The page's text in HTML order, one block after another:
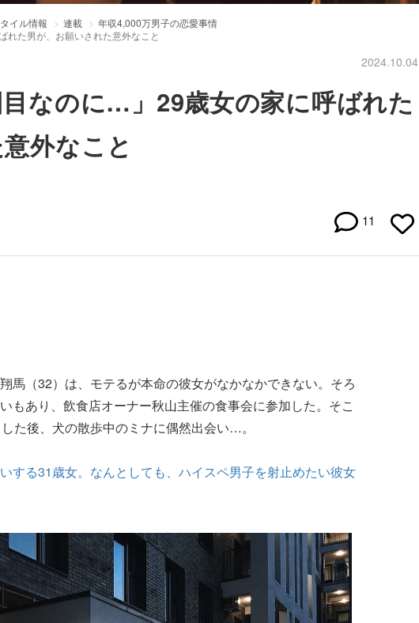
イル情報 連載
年収4,000万男子の恋愛事情
れた男が、お願いされた意外なこと
2024.10.04
目なのに…」29歳女の家に呼ばれた
外なこと
11
馬（32）は、モテるが本命の彼女がなかなかできない。そろ
もあり、飲食店オーナー秋山主催の食事会に参加した。そこ
た後、犬の散歩中のミナに偶然出会い…。
する31歳女。なんとしても、ハイスペ男子を射止めたい彼女